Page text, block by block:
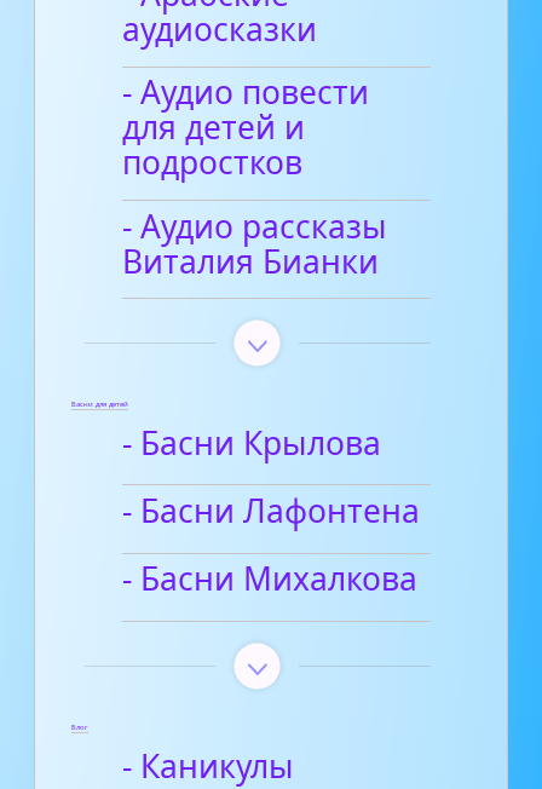
аудиосказки
- Аудио повести
для детей и
подростков
- Аудио рассказы
Виталия Бианки
Басни для детей
- Басни Крылова
- Басни Лафонтена
- Басни Михалкова
Блог
- Каникулы